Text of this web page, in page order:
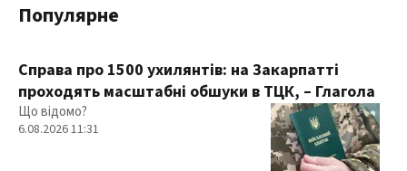
Популярне
Справа про 1500 ухилянтів: на Закарпатті
проходять масштабні обшуки в ТЦК, – Глагола
Що відомо?
6.08.2026 11:31